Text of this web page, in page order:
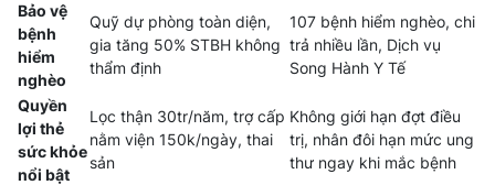
Bảo vệ
bệnh
hiểm
nghèo
Quỹ dự phòng toàn diện,
gia tăng 50% STBH không
thẩm định
107 bệnh hiểm nghèo, chi
trả nhiều lần, Dịch vụ
Song Hành Y Tế
Quyền
lợi thẻ
sức khỏe
nổi bật
Lọc thận 30tr/năm, trợ cấp
nằm viện 150k/ngày, thai
sản
Không giới hạn đợt điều
trị, nhân đôi hạn mức ung
thư ngay khi mắc bệnh